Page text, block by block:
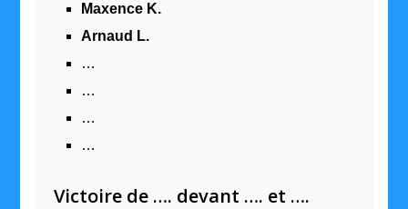
Maxence K.
Arnaud L.
…
…
…
…
Victoire de …. devant …. et ….